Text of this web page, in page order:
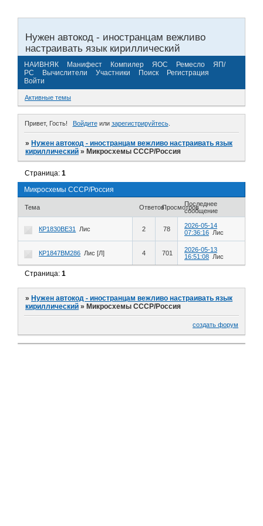
Нужен автокод - иностранцам вежливо
настраивать язык кириллический
НАИВНЯК Манифест Компилер ЯОС Ремесло
ЯП/
РС
Вычислители Участники Поиск
Регистрация
Войти
Активные темы
Привет, Гость! Войдитеили зарегистрируйтесь.
»Нужен автокод - иностранцам вежливо настраивать язык
кириллический »Микросхемы СССР/Россия
Микросхемы СССР/Россия
Страница:1
Тема ОтветовПросмотровПоследнее
сообщение
КР1830ВЕ31 Лис 2 78
2026-05-14
07:36:16 Лис
КР1847ВМ286 Лис [Л] 4 701
2026-05-13
16:51:08 Лис
Страница:1
»Нужен автокод - иностранцам вежливо настраивать язык
кириллический »Микросхемы СССР/Россия
создать форум